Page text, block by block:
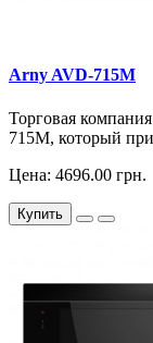
Arny AVD-715M
Торговая
715M, который
Цена: 4696.00 грн.
Купить